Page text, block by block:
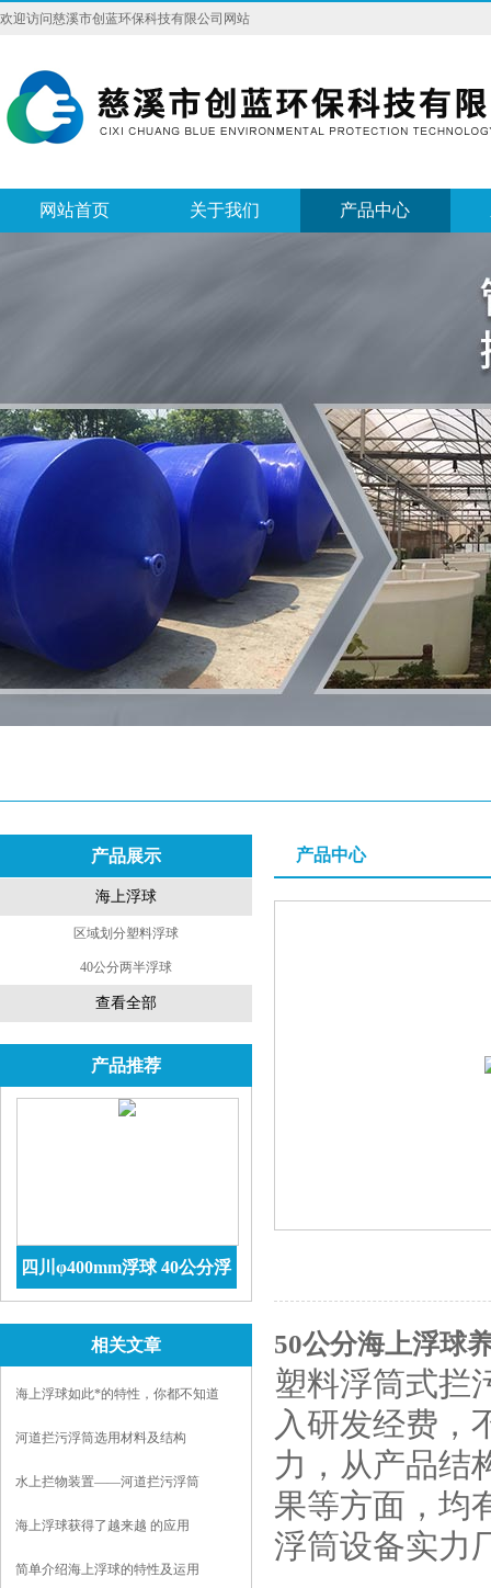
欢迎访问慈溪市创蓝环保科技有限公司网站
网站首页 关于我们 产品中心
产品展示
海上浮球
区域划分塑料浮球
40公分两半浮球
查看全部
产品推荐
四川φ400mm浮球 40公分浮
相关文章
海上浮球如此*的特性，你都不知道
河道拦污浮筒选用材料及结构
水上拦物装置——河道拦污浮筒
海上浮球获得了越来越 的应用
简单介绍海上浮球的特性及运用
产品中心
50公分海上浮球
塑料浮筒式拦
入研发经费，
力，从产品结
果等方面，均
浮筒设备实力